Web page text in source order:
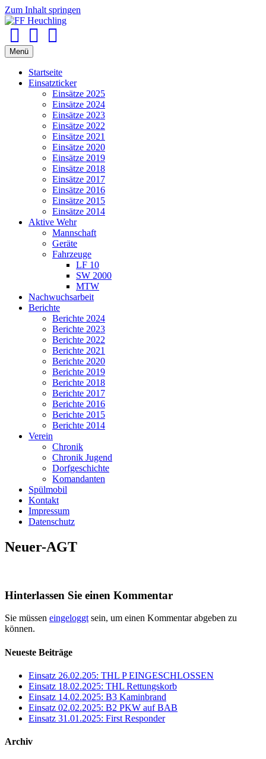
Zum Inhalt springen
Menü
Startseite
Einsatzticker
Einsätze 2025
Einsätze 2024
Einsätze 2023
Einsätze 2022
Einsätze 2021
Einsätze 2020
Einsätze 2019
Einsätze 2018
Einsätze 2017
Einsätze 2016
Einsätze 2015
Einsätze 2014
Aktive Wehr
Mannschaft
Geräte
Fahrzeuge
LF 10
SW 2000
MTW
Nachwuchsarbeit
Berichte
Berichte 2024
Berichte 2023
Berichte 2022
Berichte 2021
Berichte 2020
Berichte 2019
Berichte 2018
Berichte 2017
Berichte 2016
Berichte 2015
Berichte 2014
Verein
Chronik
Chronik Jugend
Dorfgeschichte
Komandanten
Spülmobil
Kontakt
Impressum
Datenschutz
Neuer-AGT
Hinterlassen Sie einen Kommentar
Sie müssen eingeloggt sein, um einen Kommentar abgeben zu
können.
Neueste Beiträge
Einsatz 26.02.205: THL P EINGESCHLOSSEN
Einsatz 18.02.2025: THL Rettungskorb
Einsatz 14.02.2025: B3 Kaminbrand
Einsatz 02.02.2025: B2 PKW auf BAB
Einsatz 31.01.2025: First Responder
Archiv